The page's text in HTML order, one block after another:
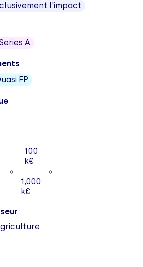
l'impact
Series A
FP
100
k€
1,000
k€